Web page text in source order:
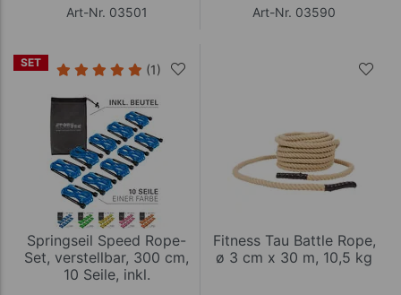
Art-Nr. 03501
Art-Nr. 03590
SET (1)
Springseil Speed Rope-
Set, verstellbar, 300 cm,
10 Seile, inkl.
Fitness Tau Battle Rope,
ø 3 cm x 30 m, 10,5 kg